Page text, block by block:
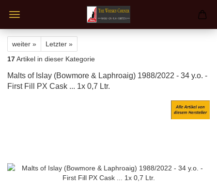
weiter »
Letzter »
17Artikel in dieser Kategorie
Malts of Islay (Bowmore & Laphroaig) 1988/2022 - 34 y.o. -
First Fill PX Cask ... 1x 0,7 Ltr.